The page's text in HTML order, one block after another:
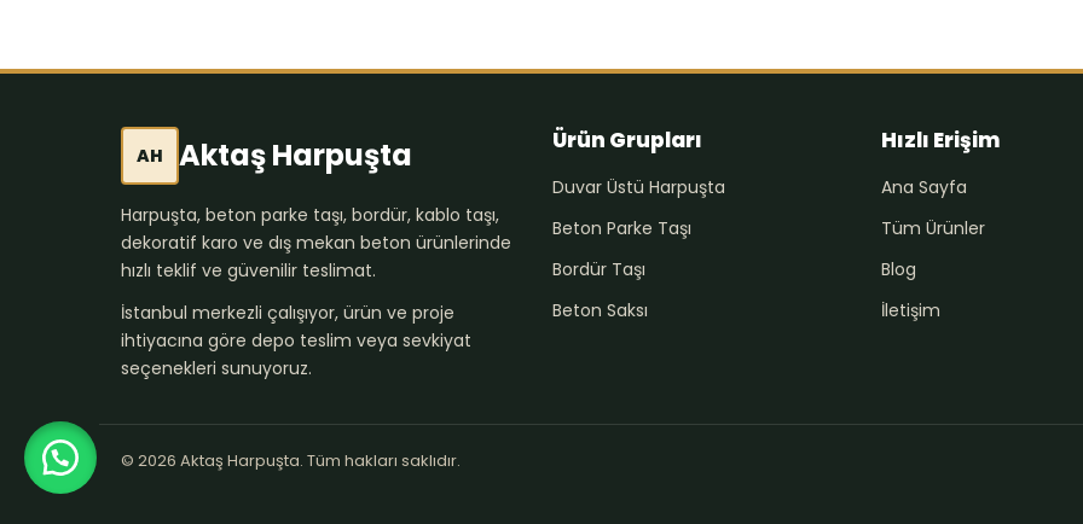
AH Aktaş Harpuşta
Harpuşta, beton parke taşı, bordür, kablo taşı,
dekoratif karo ve dış mekan beton ürünlerinde
hızlı teklif ve güvenilir teslimat.
İstanbul merkezli çalışıyor, ürün ve proje
ihtiyacına göre depo teslim veya sevkiyat
seçenekleri sunuyoruz.
Ürün Grupları
Duvar Üstü Harpuşta
Beton Parke Taşı
Bordür Taşı
Beton Saksı
Hızlı Erişim
Ana Sayfa
Tüm Ürünler
Blog
İletişim
© 2026 Aktaş Harpuşta. Tüm hakları saklıdır.